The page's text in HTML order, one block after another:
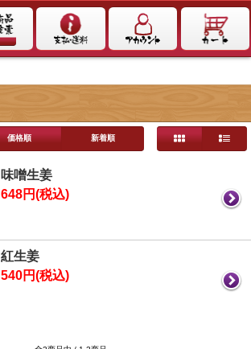
価格順 新着順
味噌生姜
648円(税込)
紅生姜
540円(税込)